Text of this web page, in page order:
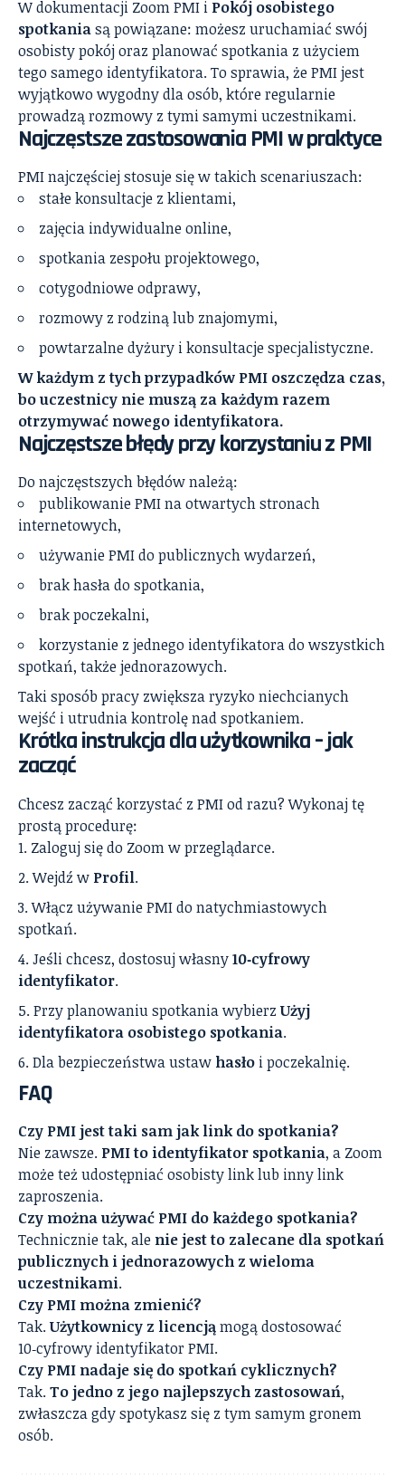
W dokumentacji Zoom PMI i Pokój osobistego
spotkaniasą powiązane: możesz uruchamiać swój
osobisty pokój oraz planować spotkania z użyciem
tego samego identyfikatora. To sprawia, że PMI jest
wyjątkowo wygodny dla osób, które regularnie
prowadzą rozmowy z tymi samymi uczestnikami.
Najczęstsze zastosowania PMI w praktyce
PMI najczęściej stosuje się w takich scenariuszach:
stałe konsultacje z klientami,
zajęcia indywidualne online,
spotkania zespołu projektowego,
cotygodniowe odprawy,
rozmowy z rodziną lub znajomymi,
powtarzalne dyżury i konsultacje specjalistyczne.
W każdym z tych przypadków PMI oszczędza czas,
bo uczestnicy nie muszą za każdym razem
otrzymywać nowego identyfikatora.
Najczęstsze błędy przy korzystaniu z PMI
Do najczęstszych błędów należą:
publikowanie PMI na otwartych stronach
internetowych,
używanie PMI do publicznych wydarzeń,
brak hasła do spotkania,
brak poczekalni,
korzystanie z jednego identyfikatora do wszystkich
spotkań, także jednorazowych.
Taki sposób pracy zwiększa ryzyko niechcianych
wejść i utrudnia kontrolę nad spotkaniem.
Krótka instrukcja dla użytkownika – jak
zacząć
Chcesz zacząć korzystać z PMI od razu? Wykonaj tę
prostą procedurę:
Zaloguj się do Zoom w przeglądarce.
Wejdź w Profil.
Włącz używanie PMI do natychmiastowych
spotkań.
Jeśli chcesz, dostosuj własny10‑cyfrowy
identyfikator.
Przy planowaniu spotkania wybierz Użyj
identyfikatora osobistego spotkania.
Dla bezpieczeństwa ustaw hasło i poczekalnię.
FAQ
Czy PMI jest taki sam jak link do spotkania?
Nie zawsze. PMI to identyfikator spotkania, a Zoom
może też udostępniać osobisty link lub inny link
zaproszenia.
Czy można używać PMI do każdego spotkania?
Technicznie tak, ale nie jest to zalecane dla spotkań
publicznych i jednorazowych z wieloma
uczestnikami.
Czy PMI można zmienić?
Tak.Użytkownicy z licencjąmogą dostosować
10‑cyfrowy identyfikator PMI.
Czy PMI nadaje się do spotkań cyklicznych?
Tak.To jedno z jego najlepszych zastosowań,
zwłaszcza gdy spotykasz się z tym samym gronem
osób.